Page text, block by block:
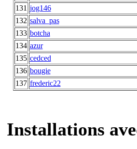
131 jog146
132 salva_pas
133 botcha
134 azur
135 cedced
136 bougie
137 frederic22
Installations